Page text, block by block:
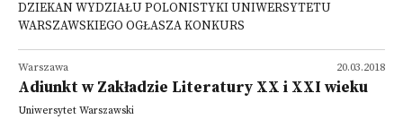
DZIEKAN WYDZIAŁU POLONISTYKI UNIWERSYTETU
WARSZAWSKIEGO OGŁASZA KONKURS
20.03.2018
Warszawa
Adiunkt w Zakładzie Literatury XX i XXI wieku
Uniwersytet Warszawski